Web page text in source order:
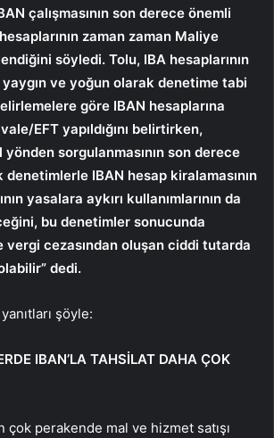
çalışmasının son derece önemli
zaman zaman Maliye
söyledi. Tolu, IBA hesaplarının
ve yoğun olarak denetime tabi
göre IBAN hesaplarına
EFT yapıldığını belirtirken,
yönden sorgulanmasının son derece
denetimlerle IBAN hesap kiralamasının
yasalara aykırı kullanımlarının da
bu denetimler sonucunda
vergi cezasından oluşan ciddi tutarda
dedi.
şöyle:
IBAN’LA TAHSİLAT DAHA ÇOK
çok perakende mal ve hizmet satışı